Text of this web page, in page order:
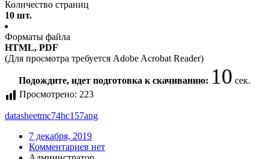
Количество страниц
10 шт.
Форматы файла
HTML, PDF
(Для просмотра требуется Adobe Acrobat Reader)
Подождите, идет подготовка к скачиванию: 10 сек.
Просмотрено: 223
datasheetmc74hc157ang
7 декабря, 2019
Комментариев нет